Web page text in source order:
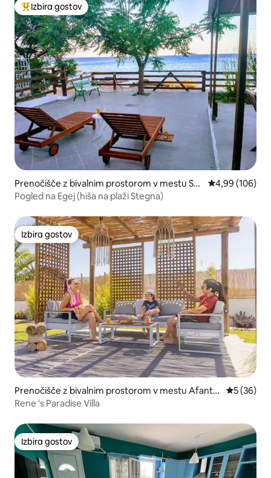
Najbolj priljubljena prenočišča z značko »Izbira gostov«
Izbira gostov
Prenočišče z bivalnim prostorom v mestu Ste
gna
Povprečna
4,99 (106)
Pogled na Egej (hiša na plaži Stegna)
Izbira gostov
Izbira gostov
Prenočišče z bivalnim prostorom v mestu Afanto
u
5 (36)
Rene 's Paradise Villa
Izbira gostov
Izbira gostov